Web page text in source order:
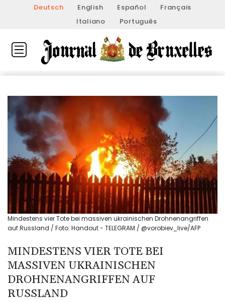
Deutsch English Español
Français
Italiano
Português
Mindestens vier Tote bei massiven ukrainischen Drohnenangriffen
auf Russland / Foto: Handout - TELEGRAM / @vorobiev_live/AFP
MINDESTENS VIER TOTE BEI
MASSIVEN UKRAINISCHEN
DROHNENANGRIFFEN AUF
RUSSLAND